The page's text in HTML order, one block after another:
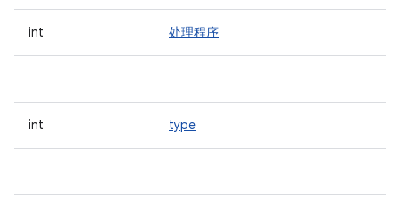
int 处理程序
int type